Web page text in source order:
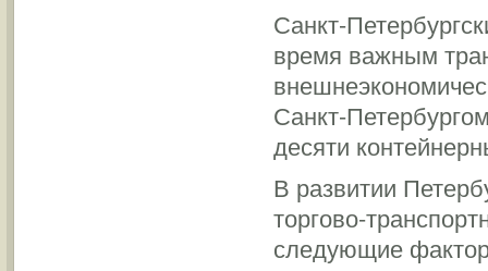
Санкт-
время важным
Санкт-
десяти
В развитии
торгово-
следующие